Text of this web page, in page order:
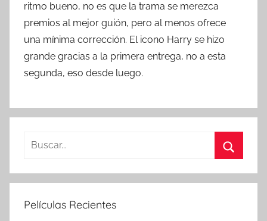
ritmo bueno, no es que la trama se merezca
premios al mejor guión, pero al menos ofrece
una mínima corrección. El icono Harry se hizo
grande gracias a la primera entrega, no a esta
segunda, eso desde luego.
s
a
u
Películas Recientes